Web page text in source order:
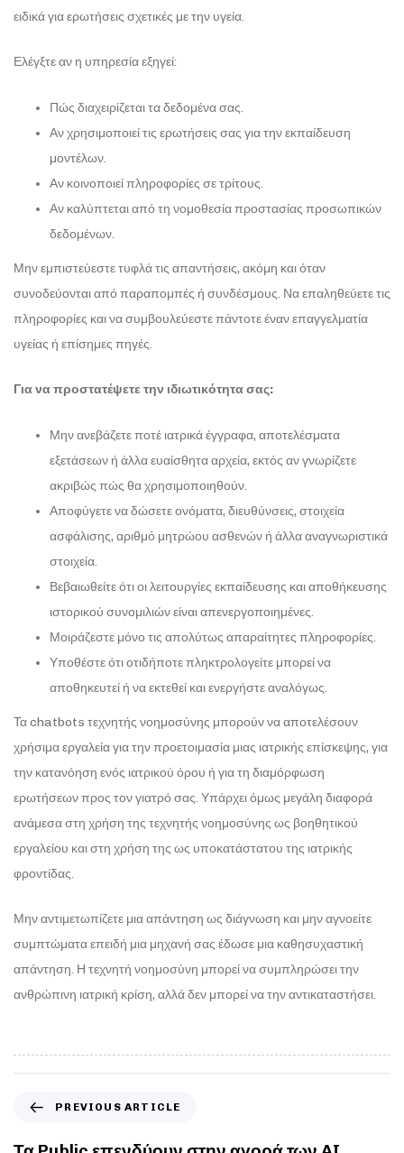
ειδικά για ερωτήσεις σχετικές με την υγεία.
Ελέγξτε αν η υπηρεσία εξηγεί:
Πώς διαχειρίζεται τα δεδομένα σας.
Αν χρησιμοποιεί τις ερωτήσεις σας για την εκπαίδευση
μοντέλων.
Αν κοινοποιεί πληροφορίες σε τρίτους.
Αν καλύπτεται από τη νομοθεσία προστασίας προσωπικών
δεδομένων.
Μην εμπιστεύεστε τυφλά τις απαντήσεις, ακόμη και όταν
συνοδεύονται από παραπομπές ή συνδέσμους. Να επαληθεύετε τις
πληροφορίες και να συμβουλεύεστε πάντοτε έναν επαγγελματία
υγείας ή επίσημες πηγές.
Για να προστατέψετε την ιδιωτικότητα σας:
Μην ανεβάζετε ποτέ ιατρικά έγγραφα, αποτελέσματα
εξετάσεων ή άλλα ευαίσθητα αρχεία, εκτός αν γνωρίζετε
ακριβώς πώς θα χρησιμοποιηθούν.
Αποφύγετε να δώσετε ονόματα, διευθύνσεις, στοιχεία
ασφάλισης, αριθμό μητρώου ασθενών ή άλλα αναγνωριστικά
στοιχεία.
Βεβαιωθείτε ότι οι λειτουργίες εκπαίδευσης και αποθήκευσης
ιστορικού συνομιλιών είναι απενεργοποιημένες.
Μοιράζεστε μόνο τις απολύτως απαραίτητες πληροφορίες.
Υποθέστε ότι οτιδήποτε πληκτρολογείτε μπορεί να
αποθηκευτεί ή να εκτεθεί και ενεργήστε αναλόγως.
Τα chatbots τεχνητής νοημοσύνης μπορούν να αποτελέσουν
χρήσιμα εργαλεία για την προετοιμασία μιας ιατρικής επίσκεψης, για
την κατανόηση ενός ιατρικού όρου ή για τη διαμόρφωση
ερωτήσεων προς τον γιατρό σας. Υπάρχει όμως μεγάλη διαφορά
ανάμεσα στη χρήση της τεχνητής νοημοσύνης ως βοηθητικού
εργαλείου και στη χρήση της ως υποκατάστατου της ιατρικής
φροντίδας.
Μην αντιμετωπίζετε μια απάντηση ως διάγνωση και μην αγνοείτε
συμπτώματα επειδή μια μηχανή σας έδωσε μια καθησυχαστική
απάντηση. Η τεχνητή νοημοσύνη μπορεί να συμπληρώσει την
ανθρώπινη ιατρική κρίση, αλλά δεν μπορεί να την αντικαταστήσει.
PREVIOUS ARTICLE